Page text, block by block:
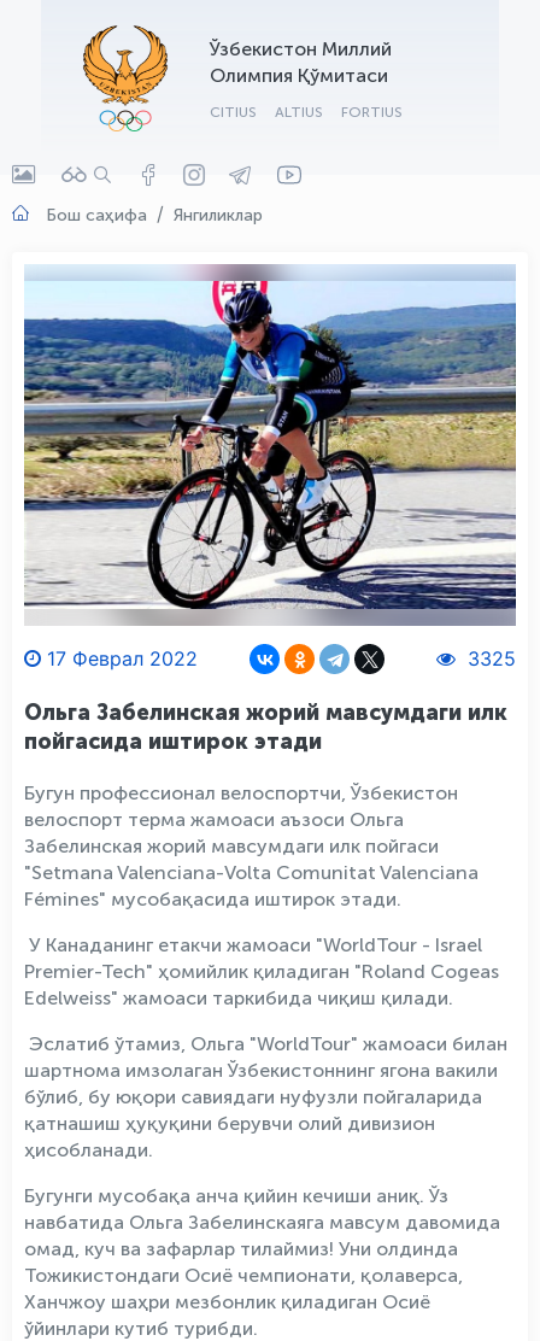
Ўзбекистон Миллий
Олимпия Қўмитаси
CITIUS ALTIUS FORTIUS
Бош саҳифа Янгиликлар
17 Феврал 2022 3325
Ольга Забелинская жорий мавсумдаги илк
пойгасида иштирок этади
Бугун профессионал велоспортчи, Ўзбекистон
велоспорт терма жамоаси аъзоси Ольга
Забелинская жорий мавсумдаги илк пойгаси
"Setmana Valenciana-Volta Comunitat Valenciana
Fémines" мусобақасида иштирок этади.
У Канаданинг етакчи жамоаси "WorldTour - Israel
Premier-Tech" ҳомийлик қиладиган "Roland Cogeas
Edelweiss" жамоаси таркибида чиқиш қилади.
Эслатиб ўтамиз, Ольга "WorldTour" жамоаси билан
шартнома имзолаган Ўзбекистоннинг ягона вакили
бўлиб, бу юқори савиядаги нуфузли пойгаларида
қатнашиш ҳуқуқини берувчи олий дивизион
ҳисобланади.
Бугунги мусобақа анча қийин кечиши аниқ. Ўз
навбатида Ольга Забелинскаяга мавсум давомида
омад, куч ва зафарлар тилаймиз! Уни олдинда
Тожикистондаги Осиё чемпионати, қолаверса,
Ханчжоу шаҳри мезбонлик қиладиган Осиё
ўйинлари кутиб турибди.
OLYMPCHIK AI - yordamchi
Онлайн · olympic.uz